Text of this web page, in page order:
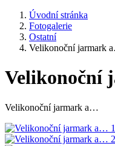
Úvodní stránka
Fotogalerie
Ostatní
Velikonoční jarmark
Velikonoční
Velikonoční jarmark a…